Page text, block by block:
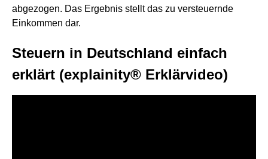
abgezogen. Das Ergebnis stellt das zu versteuernde
Einkommen dar.
Steuern in Deutschland einfach
erklärt (explainity® Erklärvideo)